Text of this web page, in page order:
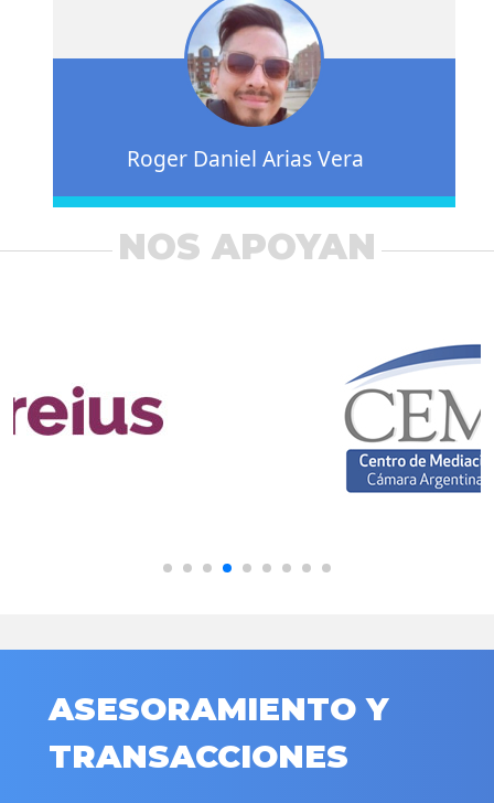
Roger Daniel Arias Vera
NOS APOYAN
ASESORAMIENTO Y
TRANSACCIONES